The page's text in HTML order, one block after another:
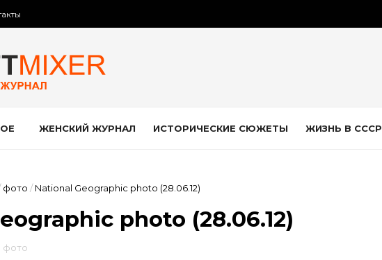
ЖЕНСКИЙ ЖУРНАЛ ИСТОРИЧЕСКИЕ СЮЖЕТЫ ЖИЗНЬ В СССР
фото / National Geographic photo (28.06.12)
photo (28.06.12)
фото